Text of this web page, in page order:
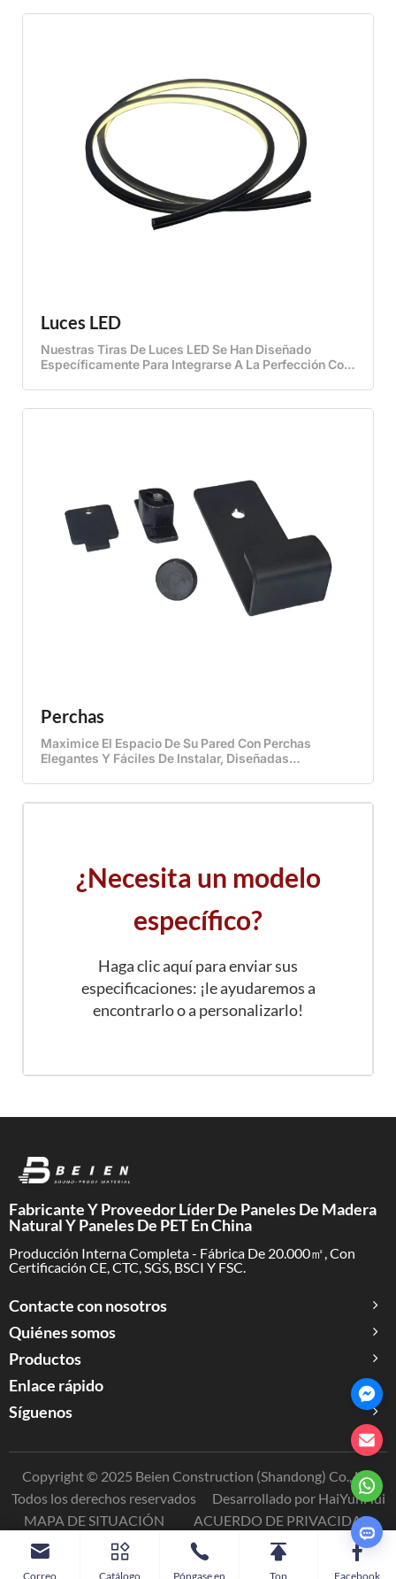
Espacio De Almacenamiento Para Libros, Objetos De
Luces LED
Nuestras Tiras De Luces LED Se Han Diseñado
Específicamente Para Integrarse A La Perfección Con
Ambiental Con Estilo Sin Esfuerzo. Con Un Cuerpo De
Silicona Flexible Y Un Acabado Negro Mate, Se
Perchas
Maximice El Espacio De Su Pared Con Perchas
Elegantes Y Fáciles De Instalar, Diseñadas
Varios Estilos Para Adaptarse A Sus Necesidades:
Limpios, Funcionales Y Flexibles.
¿Necesita un modelo
específico?
Haga clic aquí para enviar sus
especificaciones: ¡le ayudaremos a
encontrarlo o a personalizarlo!
Fabricante Y Proveedor Líder De Paneles De Madera
Natural Y Paneles De PET En China
Producción Interna Completa - Fábrica De 20.000㎡, Con
Certificación CE, CTC, SGS, BSCI Y FSC.
Contacte con nosotros
Quiénes somos
Productos
Enlace rápido
Síguenos
Copyright © 2025 Beien Construction (Shandong) Co., Ltd
Todos los derechos reservados
Desarrollado por HaiYunHui
MAPA DE SITUACIÓN
ACUERDO DE PRIVACIDAD
Correo Catálogo Póngase en Top Facebook